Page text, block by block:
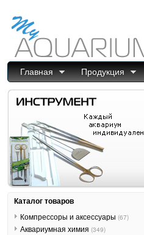
Главная Продукция
Каталог товаров
Компрессоры и аксессуары (67)
Аквариумная химия (349)